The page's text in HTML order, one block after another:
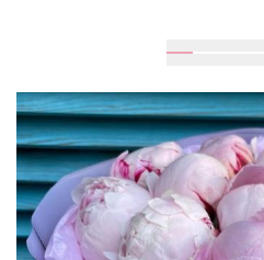
Ожидается
60см 35см